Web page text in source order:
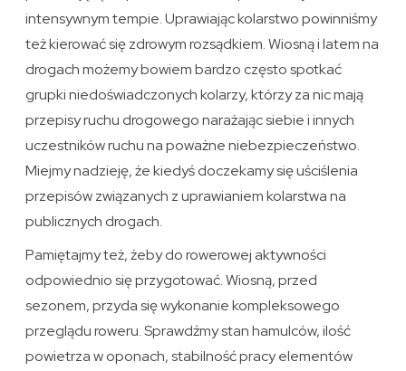
intensywnym tempie. Uprawiając kolarstwo powinniśmy
też kierować się zdrowym rozsądkiem. Wiosną i latem na
drogach możemy bowiem bardzo często spotkać
grupki niedoświadczonych kolarzy, którzy za nic mają
przepisy ruchu drogowego narażając siebie i innych
uczestników ruchu na poważne niebezpieczeństwo.
Miejmy nadzieję, że kiedyś doczekamy się uściślenia
przepisów związanych z uprawianiem kolarstwa na
publicznych drogach.
Pamiętajmy też, żeby do rowerowej aktywności
odpowiednio się przygotować. Wiosną, przed
sezonem, przyda się wykonanie kompleksowego
przeglądu roweru. Sprawdźmy stan hamulców, ilość
powietrza w oponach, stabilność pracy elementów